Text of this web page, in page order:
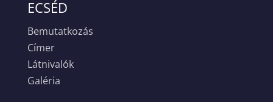
ECSÉD
Bemutatkozás
Címer
Látnivalók
Galéria